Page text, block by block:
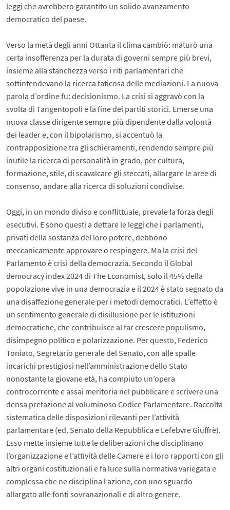
leggi che avrebbero garantito un solido avanzamento
democratico del paese.
Verso la metà degli anni Ottanta il clima cambiò: maturò una
certa insofferenza per la durata di governi sempre più brevi,
insieme alla stanchezza verso i riti parlamentari che
sottintendevano la ricerca faticosa delle mediazioni. La nuova
parola d’ordine fu: decisionismo. La crisi si aggravò con la
svolta di Tangentopoli e la fine dei partiti storici. Emerse una
nuova classe dirigente sempre più dipendente dalla volontà
dei leader e, con il bipolarismo, si accentuò la
contrapposizione tra gli schieramenti, rendendo sempre più
inutile la ricerca di personalità in grado, per cultura,
formazione, stile, di scavalcare gli steccati, allargare le aree di
consenso, andare alla ricerca di soluzioni condivise.
Oggi, in un mondo diviso e conflittuale, prevale la forza degli
esecutivi. E sono questi a dettare le leggi che i parlamenti,
privati della sostanza del loro potere, debbono
meccanicamente approvare o respingere. Ma la crisi del
Parlamento è crisi della democrazia. Secondo il Global
democracy index 2024 di The Economist, solo il 45% della
popolazione vive in una democrazia e il 2024 è stato segnato da
una disaffezione generale per i metodi democratici. L’effetto è
un sentimento generale di disillusione per le istituzioni
democratiche, che contribuisce al far crescere populismo,
disimpegno politico e polarizzazione. Per questo, Federico
Toniato, Segretario generale del Senato, con alle spalle
incarichi prestigiosi nell’amministrazione dello Stato
nonostante la giovane età, ha compiuto un’opera
controcorrente e assai meritoria nel pubblicare e scrivere una
densa prefazione al voluminoso Codice Parlamentare. Raccolta
sistematica delle disposizioni rilevanti per l’attività
parlamentare (ed. Senato della Repubblica e Lefebvre Giuffrè).
Esso mette insieme tutte le deliberazioni che disciplinano
l’organizzazione e l’attività delle Camere e i loro rapporti con gli
altri organi costituzionali e fa luce sulla normativa variegata e
complessa che ne disciplina l’azione, con uno sguardo
allargato alle fonti sovranazionali e di altro genere.